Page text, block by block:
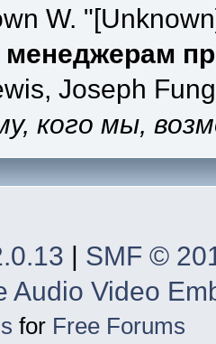
W.
Joseph
кого мы,
| SMF ©
Audio Video
for Free Forums